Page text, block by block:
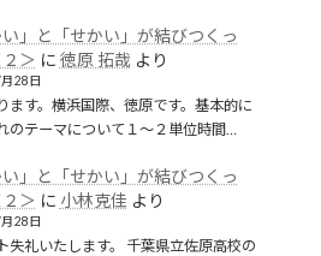
い」と「せかい」が結びつくっ
＞ に 徳原 拓哉 より
28日
ます。横浜国際、徳原です。基本的に
のテーマについて１〜２単位時間…
い」と「せかい」が結びつくっ
＞ に 小林克佳 より
28日
失礼いたします。 千葉県立佐原高校の